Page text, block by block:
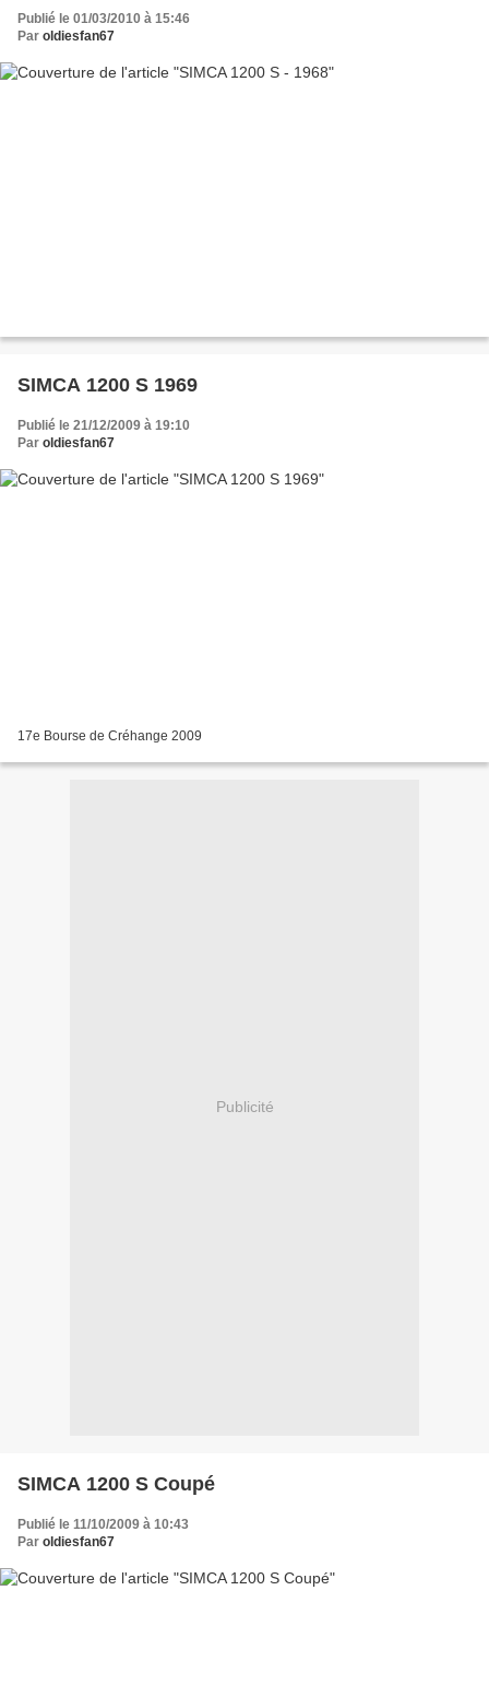
Publié le 01/03/2010 à 15:46
Par oldiesfan67
SIMCA 1200 S 1969
Publié le 21/12/2009 à 19:10
Par oldiesfan67
17e Bourse de Créhange 2009
Publicité
SIMCA 1200 S Coupé
Publié le 11/10/2009 à 10:43
Par oldiesfan67